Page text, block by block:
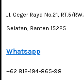
Jl. Ceger Raya No.21, RT.5/
Selatan, Banten 15225
Whatsapp
+62 812-194-865-98